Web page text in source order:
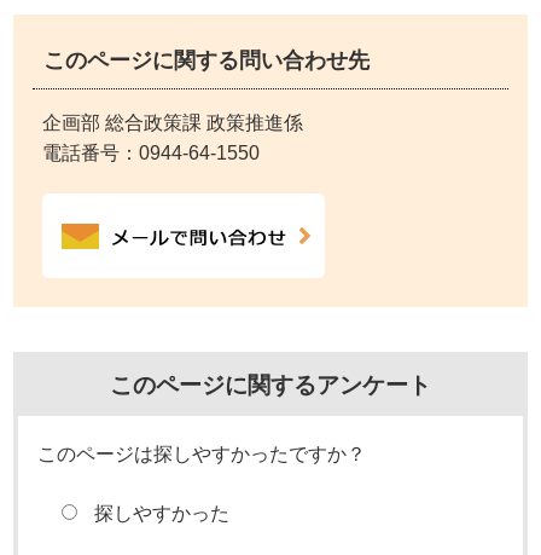
このページに関する問い合わせ先
企画部 総合政策課 政策推進係
電話番号：0944-64-1550
このページに関するアンケート
このページは探しやすかったですか？
探しやすかった